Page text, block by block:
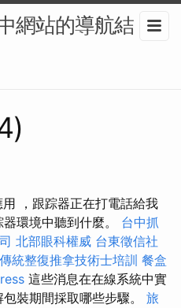
網站的導航結
，跟踪器正在打電話給我
環境中聽到什麼。 台中抓
北部眼科權威 台東徵信社
傳統整復推拿技術士培訓 餐盒
這些消息在在線系統中實
裝期間採取哪些步驟。 旅